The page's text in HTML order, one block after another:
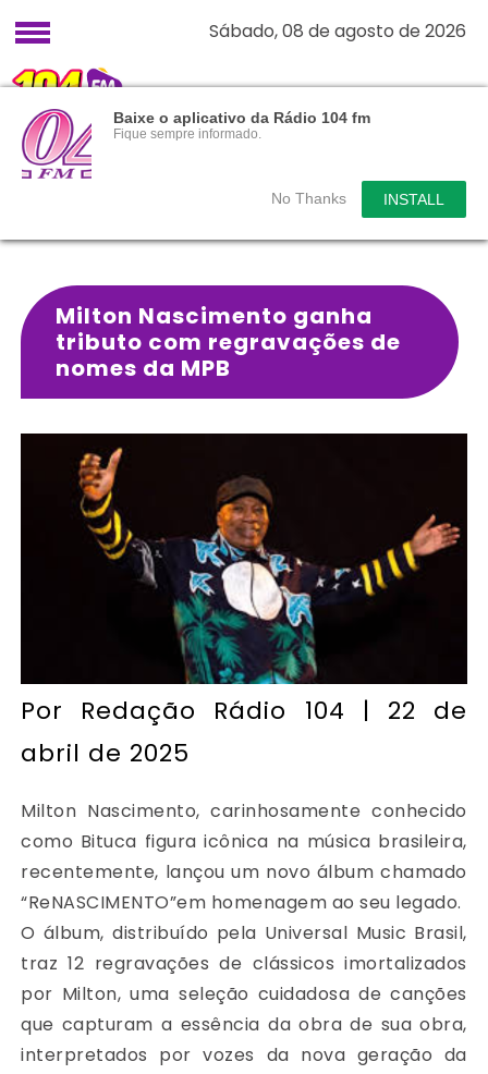
Baixe o aplicativo da Rádio 104 fm
Fique sempre informado.
No Thanks INSTALL
Sábado, 08 de agosto de 2026
Milton Nascimento ganha
tributo com regravações de
nomes da MPB
Por Redação Rádio 104 | 22 de
abril de 2025
Milton Nascimento, carinhosamente conhecido
como Bituca figura icônica na música brasileira,
recentemente, lançou um novo álbum chamado
“ReNASCIMENTO”em homenagem ao seu legado.
O álbum, distribuído pela Universal Music Brasil,
traz 12 regravações de clássicos imortalizados
por Milton, uma seleção cuidadosa de canções
que capturam a essência da obra de sua obra,
interpretados por vozes da nova geração da